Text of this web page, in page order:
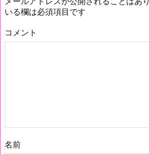
いる欄は必須項目です
コメント
名前